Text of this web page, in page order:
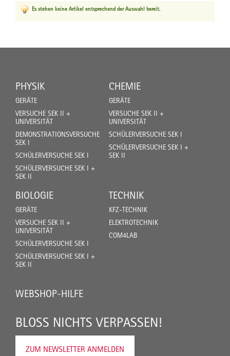
Es stehen keine Artikel entsprechend der Auswahl bereit.
PHYSIK
GERÄTE
VERSUCHE SEK II +
UNIVERSITÄT
DEMONSTRATIONSVERSUCHE
SEK I
SCHÜLERVERSUCHE SEK I
SCHÜLERVERSUCHE SEK I +
SEK II
CHEMIE
GERÄTE
VERSUCHE SEK II +
UNIVERSITÄT
SCHÜLERVERSUCHE SEK I
SCHÜLERVERSUCHE SEK I +
SEK II
BIOLOGIE
GERÄTE
VERSUCHE SEK II +
UNIVERSITÄT
SCHÜLERVERSUCHE SEK I
SCHÜLERVERSUCHE SEK I +
SEK II
TECHNIK
KFZ-TECHNIK
ELEKTROTECHNIK
COM4LAB
WEBSHOP-HILFE
BLOSS NICHTS VERPASSEN!
ZUM NEWSLETTER ANMELDEN